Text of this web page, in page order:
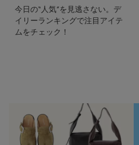
今日の“人気”を見逃さない。デ
イリーランキングで注目アイテ
ムをチェック！